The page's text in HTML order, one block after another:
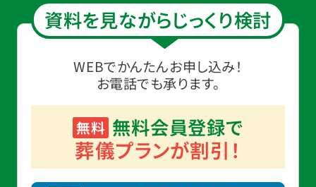
資料を見ながらじっくり検討
WEBでかんたんお申し込み！
お電話でも承ります。
無料 無料会員登録で
葬儀プランが割引！